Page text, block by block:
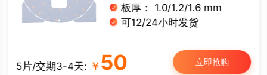
板厚： 1.0/1.2/1.6 mm
可12/24小时发货
5片/交期3-4天: ￥ 50 立即抢购